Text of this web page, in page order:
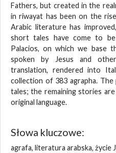
Fathers, but created in the
in riwayat has been on the
Arabic literature has
short tales have come to
Palacios, on which we base
spoken by Jesus and
translation, rendered into
collection of 383 agrapha.
tales; the remaining stories
original language.
Słowa kluczowe:
agrafa, literatura arabska, życie